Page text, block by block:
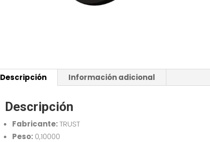
Descripción Información adicional
Descripción
Fabricante:TRUST
Peso:0,10000